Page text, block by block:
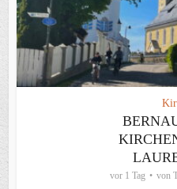
vor 1 Tag von